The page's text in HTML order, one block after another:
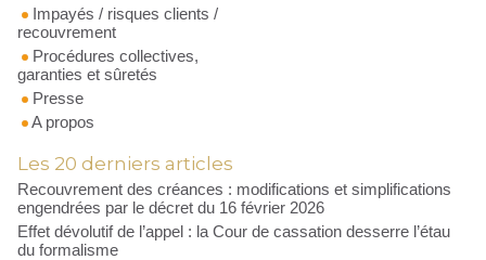
Impayés / risques clients /
recouvrement
Procédures collectives,
garanties et sûretés
Presse
A propos
Les 20 derniers articles
Recouvrement des créances : modifications et simplifications
engendrées par le décret du 16 février 2026
Effet dévolutif de l’appel : la Cour de cassation desserre l’étau
du formalisme